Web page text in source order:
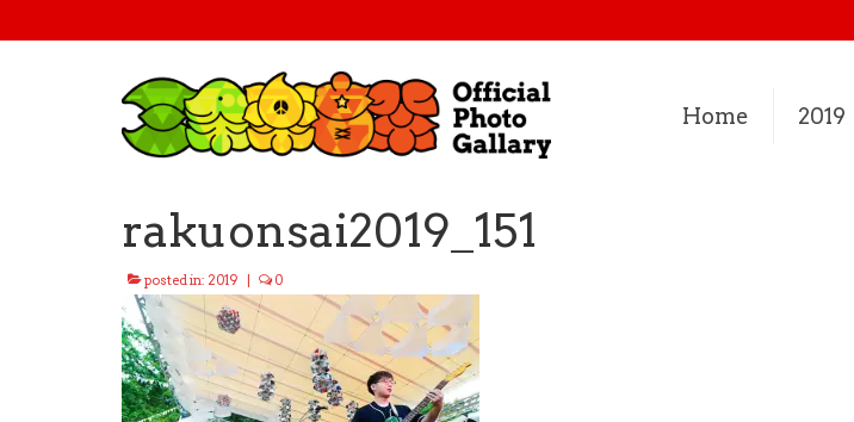
Home 2019
rakuonsai2019_151
posted in: 2019 0